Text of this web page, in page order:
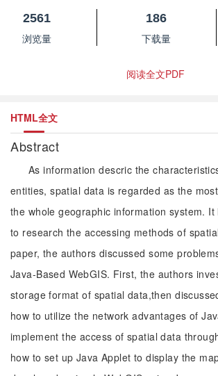
2561
浏览量
186
下载量
阅读全文PDF
HTML全文
Abstract
As information descric the
entities, spatial data is regarded as the
the whole geographic information system.
to research the accessing methods of
paper, the authors discussed some
Java-Based WebGIS. First, the authors
storage format of spatial data,then
how to utilize the network advantages of
implement the access of spatial data
how to set up Java Applet to display the